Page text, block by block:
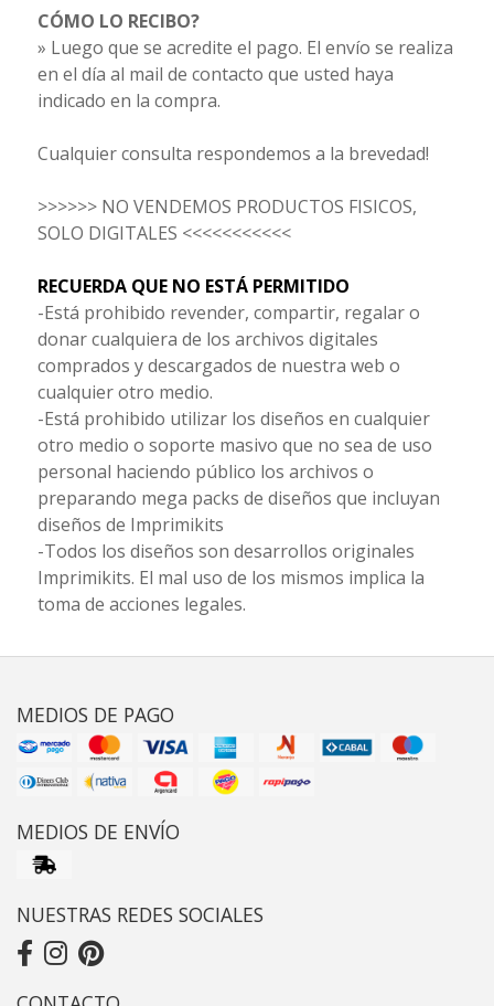
CÓMO LO RECIBO?
» Luego que se acredite el pago. El envío se realiza
en el día al mail de contacto que usted haya
indicado en la compra.
Cualquier consulta respondemos a la brevedad!
>>>>>> NO VENDEMOS PRODUCTOS FISICOS,
SOLO DIGITALES <<<<<<<<<<<
RECUERDA QUE NO ESTÁ PERMITIDO
-Está prohibido revender, compartir, regalar o
donar cualquiera de los archivos digitales
comprados y descargados de nuestra web o
cualquier otro medio.
-Está prohibido utilizar los diseños en cualquier
otro medio o soporte masivo que no sea de uso
personal haciendo público los archivos o
preparando mega packs de diseños que incluyan
diseños de Imprimikits
-Todos los diseños son desarrollos originales
Imprimikits. El mal uso de los mismos implica la
toma de acciones legales.
MEDIOS DE PAGO
MEDIOS DE ENVÍO
NUESTRAS REDES SOCIALES